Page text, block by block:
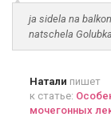
ja sidela na
natschela
Натали пишет
к статье:
мочегонных